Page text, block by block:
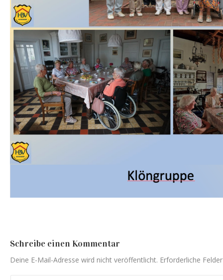
Schreibe einen Kommentar
Deine E-Mail-Adresse wird nicht veröffentlicht. Erforderliche